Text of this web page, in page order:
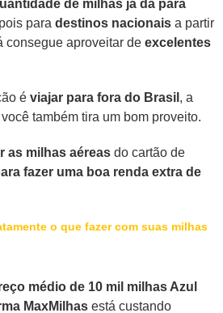
de milhas já dá para
para destinos nacionais a partir
consegue aproveitar de excelentes
é viajar para fora do Brasil , a
você também tira um bom proveito.
as milhas aéreas do cartão de
fazer uma boa renda extra de
o que fazer com suas milhas
médio de 10 mil milhas Azul
MaxMilhas está custando